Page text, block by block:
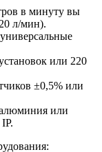
в минуту вы
л/мин).
или 220
±0,5% или
или